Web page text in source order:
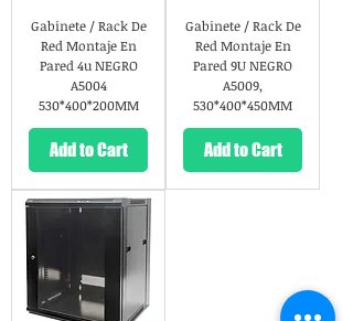
Gabinete / Rack De
Red Montaje En
Pared 4u NEGRO
A5004
530*400*200MM
Add to Cart
Gabinete / Rack De
Red Montaje En
Pared 9U NEGRO
A5009,
530*400*450MM
Add to Cart